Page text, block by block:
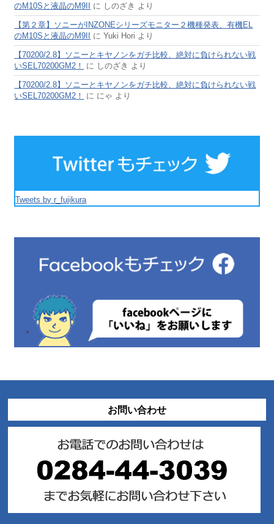
のM10Sと液晶のM9II に しのざき より
【第２章】ソニーがINZONEシリーズモニター２機種発表、有機EL
のM10Sと液晶のM9II にYuki Hori より
【70200/2.8】ソニーとキヤノンをガチ比較、絶対に負けられない戦
いSEL70200GM2！
に しのざき より
【70200/2.8】ソニーとキヤノンをガチ比較、絶対に負けられない戦
いSEL70200GM2！
に にゃ より
Tweets by r_fujikura
お問い合わせ